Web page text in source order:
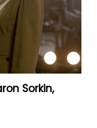
Sorkin,